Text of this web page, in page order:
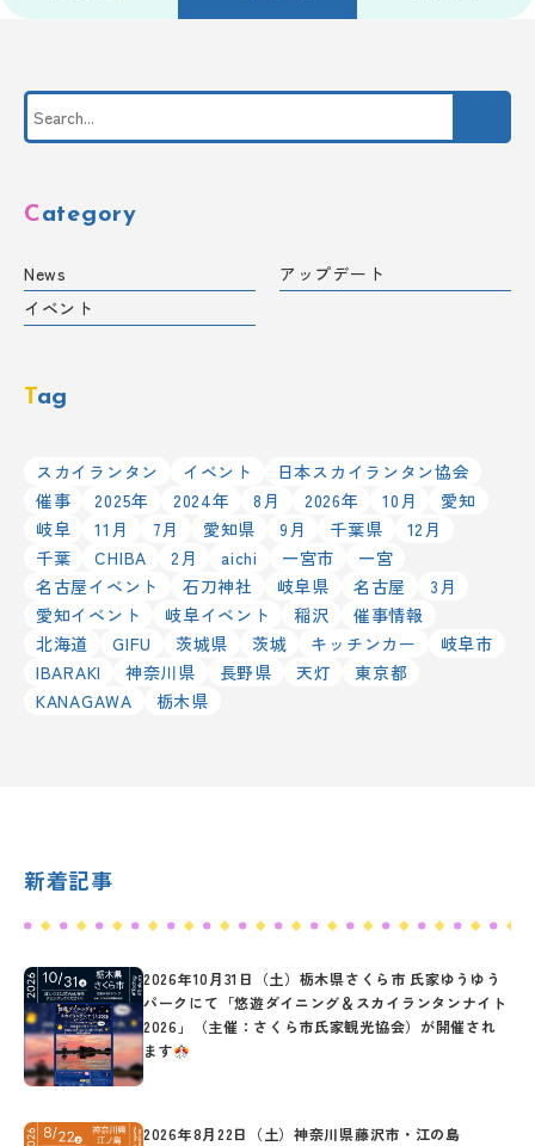
Category
News
アップデート
イベント
Tag
スカイランタン イベント
日本スカイランタン協会
催事
2025年 2024年 8月 2026年 10月
愛知
岐阜
11月 7月 愛知県 9月 千葉県
12月
千葉
CHIBA 2月 aichi 一宮市
一宮
名古屋イベント
石刀神社 岐阜県 名古屋
3月
愛知イベント
岐阜イベント 稲沢
催事情報
北海道
GIFU 茨城県 茨城 キッチンカー
岐阜市
IBARAKI
神奈川県 長野県 天灯
東京都
KANAGAWA
栃木県
新着記事
2026年10月31日（土）栃木県さくら市 氏家ゆうゆう
パークにて「悠遊ダイニング＆スカイランタンナイト
2026」（主催：さくら市氏家観光協会）が開催され
ます
2026年8月22日（土）神奈川県藤沢市・江の島